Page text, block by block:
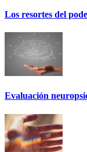
Los resortes del
Evaluación